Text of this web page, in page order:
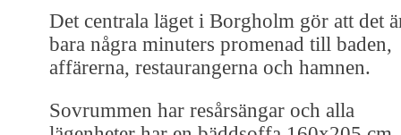
Det centrala läget i Borgholm gör att det
bara några minuters promenad till baden,
affärerna, restaurangerna och hamnen.
Sovrummen har resårsängar och alla